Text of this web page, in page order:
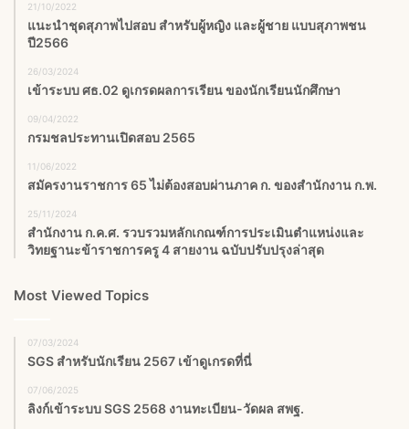
21/10/2022
แนะนำชุดสุภาพไปสอบ สำหรับผู้หญิง และผู้ชาย แบบสุภาพชน
ปี2566
26/03/2024
เข้าระบบ ศธ.02 ดูเกรดผลการเรียน ของนักเรียนนักศึกษา
09/04/2022
กรมชลประทานเปิดสอบ 2565
11/06/2022
สมัครงานราชการ 65 ไม่ต้องสอบผ่านภาค ก. ของสำนักงาน ก.พ.
25/11/2024
สำนักงาน ก.ค.ศ. รวบรวมหลักเกณฑ์การประเมินตำแหน่งและ
วิทยฐานะข้าราชการครู 4 สายงาน ฉบับปรับปรุงล่าสุด
Most Viewed Topics
07/03/2024
SGS สําหรับนักเรียน 2567 เข้าดูเกรดที่นี่
07/06/2025
ลิงก์เข้าระบบ SGS 2568 งานทะเบียน-วัดผล สพฐ.